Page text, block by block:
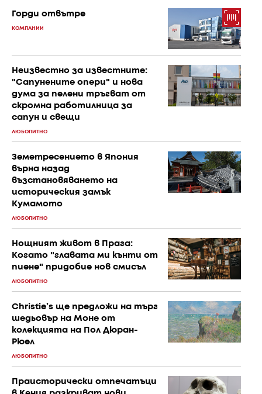
Горди отвътре
КОМПАНИИ
Неизвестно за известните:
"Сапунените опери" и нова
дума за пелени тръгват от
скромна работилница за
сапун и свещи
ЛЮБОПИТНО
Земетресението в Япония
върна назад
възстановяването на
историческия замък
Кумамото
ЛЮБОПИТНО
Нощният живот в Прага:
Когато "главата ми кънти от
пиене" придобие нов смисъл
ЛЮБОПИТНО
Christie’s ще предложи на търг
шедьовър на Моне от
колекцията на Пол Дюран-
Рюел
ЛЮБОПИТНО
Праисторически отпечатъци